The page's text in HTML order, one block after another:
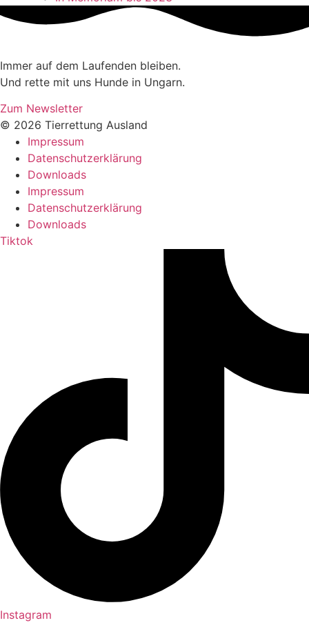
Immer auf dem Laufenden bleiben.
Und rette mit uns Hunde in Ungarn.
Zum Newsletter
© 2026 Tierrettung Ausland
Impressum
Datenschutzerklärung
Downloads
Impressum
Datenschutzerklärung
Downloads
Tiktok
Instagram